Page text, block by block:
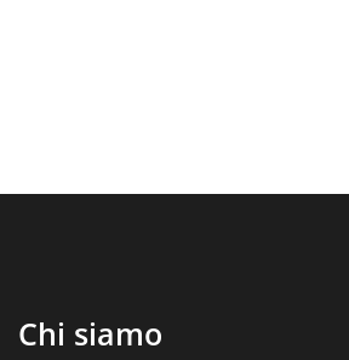
Chi siamo